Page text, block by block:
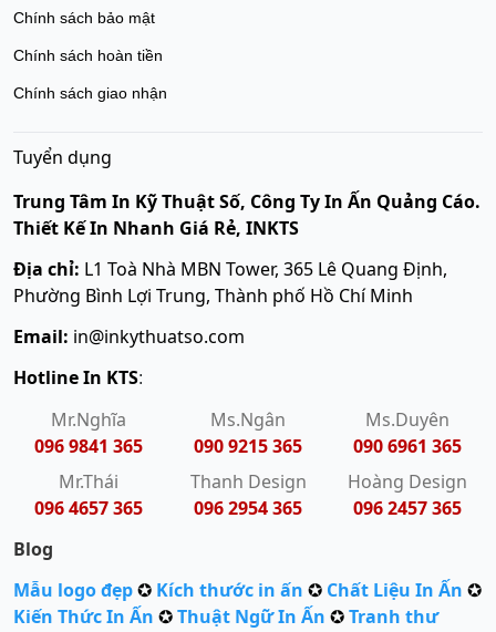
Chính sách bảo mật
Chính sách hoàn tiền
Chính sách giao nhận
Tuyển dụng
Trung Tâm In Kỹ Thuật Số, Công Ty In Ấn Quảng Cáo.
Thiết Kế In Nhanh Giá Rẻ, INKTS
Địa chỉ: L1 Toà Nhà MBN Tower, 365 Lê Quang Định,
Phường Bình Lợi Trung, Thành phố Hồ Chí Minh
Email: in@inkythuatso.com
Hotline In KTS:
Mr.Nghĩa
096 9841 365
Ms.Ngân
090 9215 365
Ms.Duyên
090 6961 365
Mr.Thái
096 4657 365
Thanh Design
096 2954 365
Hoàng Design
096 2457 365
Blog
Mẫu logo đẹp✪ Kích thước in ấn ✪ Chất Liệu In Ấn ✪
Kiến Thức In Ấn ✪Thuật Ngữ In Ấn ✪Tranh thư